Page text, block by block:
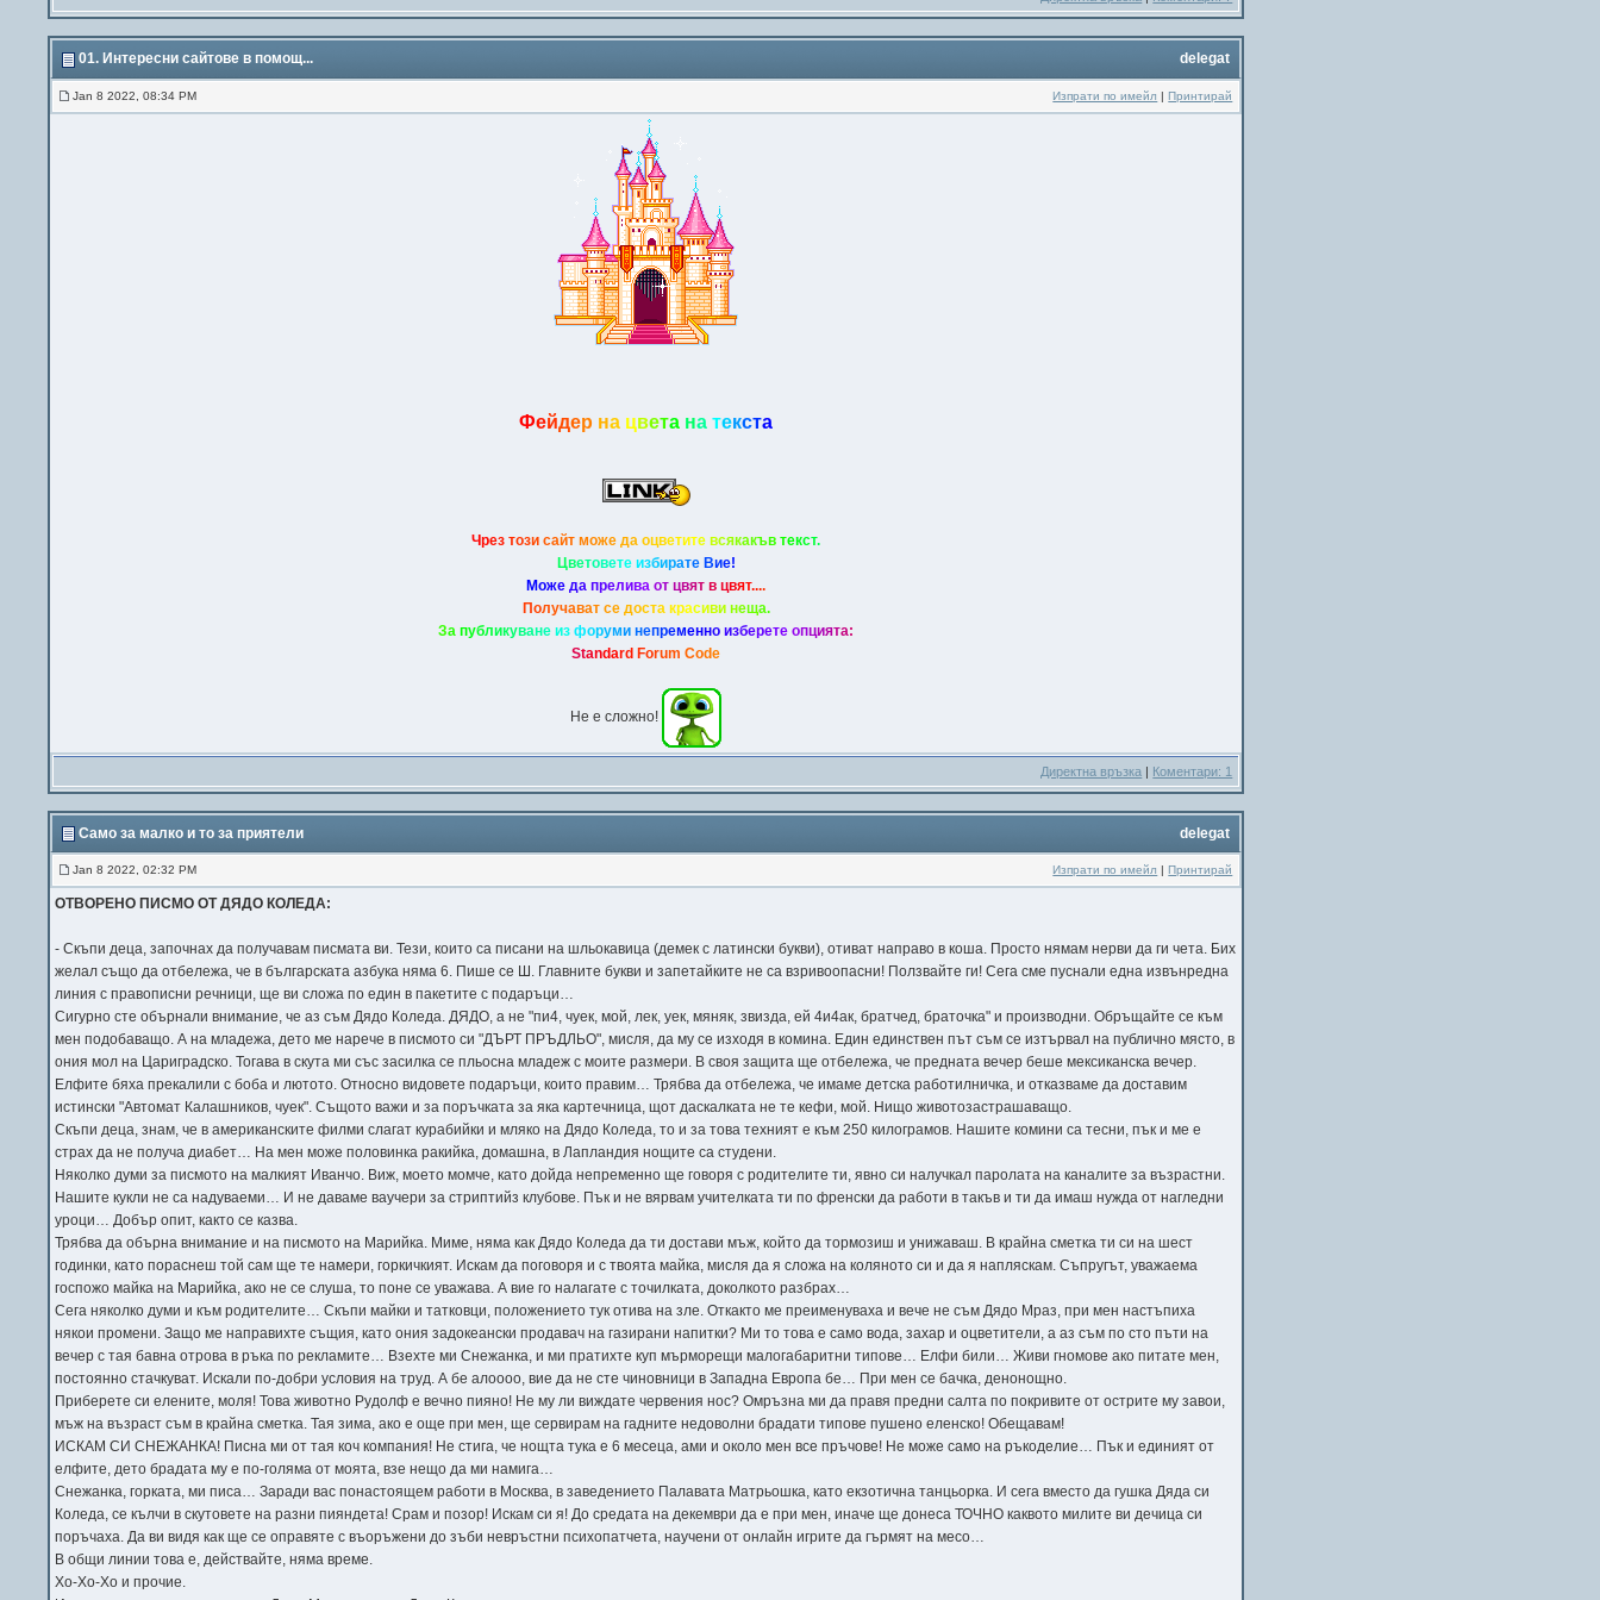
delegat
01. Интересни сайтове в помощ...
Изпрати по имейл |Принтирай
Jan 8 2022, 08:34 PM
Фейдер на цвета на текста
Чрез този сайт може да оцветите всякакъв текст.
Цветовете избирате Вие!
Може да прелива от цвят в цвят....
Получават се доста красиви неща.
За публикуване из форуми непременно изберете опцията:
Standard Forum Code
Не е сложно!
Директна връзка | Коментари: 1
delegat
Само за малко и то за приятели
Изпрати по имейл |Принтирай
Jan 8 2022, 02:32 PM
ОТВОРЕНО ПИСМО ОТ ДЯДО КОЛЕДА:
- Скъпи деца, започнах да получавам писмата ви. Тези, които са писани на шльокавица (демек с латински букви), отиват направо в коша. Просто нямам нерви да ги чета. Бих
желал също да отбележа, че в българската азбука няма 6. Пише се Ш. Главните букви и запетайките не са взривоопасни! Ползвайте ги! Сега сме пуснали една извънредна
линия с правописни речници, ще ви сложа по един в пакетите с подаръци…
Сигурно сте обърнали внимание, че аз съм Дядо Коледа. ДЯДО, а не "пи4, чуек, мой, лек, уек, мяняк, звизда, ей 4и4ак, братчед, браточка" и производни. Обръщайте се към
мен подобаващо. А на младежа, дето ме нарече в писмото си "ДЪРТ ПРЪДЛЬО", мисля, да му се изходя в комина. Един единствен път съм се изтървал на публично място, в
ония мол на Цариградско. Тогава в скута ми със засилка се пльосна младеж с моите размери. В своя защита ще отбележа, че предната вечер беше мексиканска вечер.
Елфите бяха прекалили с боба и лютото. Относно видовете подаръци, които правим… Трябва да отбележа, че имаме детска работилничка, и отказваме да доставим
истински "Автомат Калашников, чуек". Същото важи и за поръчката за яка картечница, щот даскалката не те кефи, мой. Нищо животозастрашаващо.
Скъпи деца, знам, че в американските филми слагат курабийки и мляко на Дядо Коледа, то и за това техният е към 250 килограмов. Нашите комини са тесни, пък и ме е
страх да не получа диабет… На мен може половинка ракийка, домашна, в Лапландия нощите са студени.
Няколко думи за писмото на малкият Иванчо. Виж, моето момче, като дойда непременно ще говоря с родителите ти, явно си налучкал паролата на каналите за възрастни.
Нашите кукли не са надуваеми… И не даваме ваучери за стриптийз клубове. Пък и не вярвам учителката ти по френски да работи в такъв и ти да имаш нужда от нагледни
уроци… Добър опит, както се казва.
Трябва да обърна внимание и на писмото на Марийка. Миме, няма как Дядо Коледа да ти достави мъж, който да тормозиш и унижаваш. В крайна сметка ти си на шест
годинки, като пораснеш той сам ще те намери, горкичкият. Искам да поговоря и с твоята майка, мисля да я сложа на коляното си и да я напляскам. Съпругът, уважаема
госпожо майка на Марийка, ако не се слуша, то поне се уважава. А вие го налагате с точилката, доколкото разбрах…
Сега няколко думи и към родителите… Скъпи майки и татковци, положението тук отива на зле. Откакто ме преименуваха и вече не съм Дядо Мраз, при мен настъпиха
някои промени. Защо ме направихте същия, като ония задокеански продавач на газирани напитки? Ми то това е само вода, захар и оцветители, а аз съм по сто пъти на
вечер с тая бавна отрова в ръка по рекламите… Взехте ми Снежанка, и ми пратихте куп мърморещи малогабаритни типове… Елфи били… Живи гномове ако питате мен,
постоянно стачкуват. Искали по-добри условия на труд. А бе алоооо, вие да не сте чиновници в Западна Европа бе… При мен се бачка, денонощно.
Приберете си елените, моля! Това животно Рудолф е вечно пияно! Не му ли виждате червения нос? Омръзна ми да правя предни салта по покривите от острите му завои,
мъж на възраст съм в крайна сметка. Тая зима, ако е още при мен, ще сервирам на гадните недоволни брадати типове пушено еленско! Обещавам!
ИСКАМ СИ СНЕЖАНКА! Писна ми от тая коч компания! Не стига, че нощта тука е 6 месеца, ами и около мен все пръчове! Не може само на ръкоделие… Пък и единият от
елфите, дето брадата му е по-голяма от моята, взе нещо да ми намига…
Снежанка, горката, ми писа… Заради вас понастоящем работи в Москва, в заведението Палавата Матрьошка, като екзотична танцьорка. И сега вместо да гушка Дяда си
Коледа, се кълчи в скутовете на разни пияндета! Срам и позор! Искам си я! До средата на декември да е при мен, иначе ще донеса ТОЧНО каквото милите ви дечица си
поръчаха. Да ви видя как ще се оправяте с въоръжени до зъби невръстни психопатчета, научени от онлайн игрите да гърмят на месо…
В общи линии това е, действайте, няма време.
Хо-Хо-Хо и прочие.